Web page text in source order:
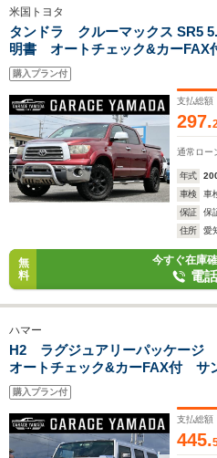
米国トヨタ
タンドラ クルーマックス SR5
明書 オートチェック&カー
ードトノカバー フルセグTVナ
ックカメラ ブラックレザーシ
購入プラン付
支払総額
297.
通常ロー
年式
車検
車
保証
保
住所
愛
無
料
今すぐ在庫
電
ハマー
H2 ラグジュアリーパッケー
オートチェック&カーFAX付
LUXXXクローム26インチAW新
ルセグTVナビ バックカメラ
購入プラン付
支払総額
445.